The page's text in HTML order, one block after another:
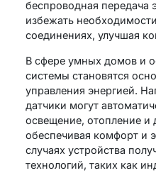
беспроводная передача
избежать
соединениях, улучшая
В сфере умных домов и
системы становятся
управления энергией.
датчики могут
освещение, отопление и
обеспечивая комфорт и
случаях устройства
технологий, таких как